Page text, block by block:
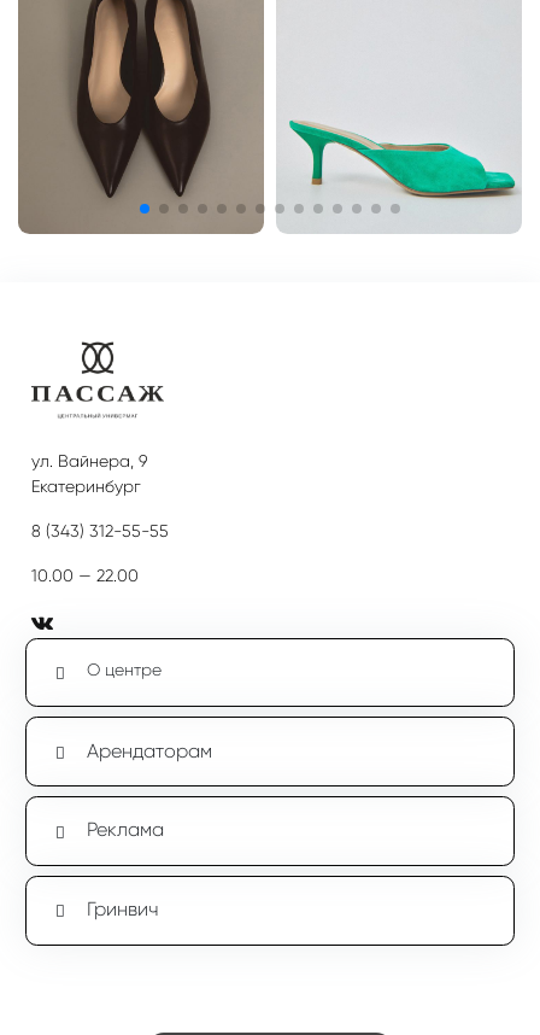
ул. Вайнера, 9
Екатеринбург
8 (343) 312-55-55
10.00 — 22.00
О центре
Арендаторам
Реклама
Гринвич